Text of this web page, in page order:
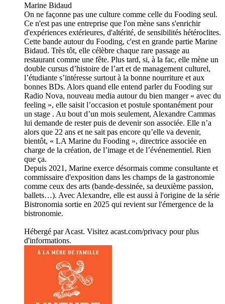
Marine Bidaud
On ne façonne pas une culture comme celle du Fooding seul.
Ce n'est pas une entreprise que l'on mène sans s'enrichir
d'expériences extérieures, d'altérité, de sensibilités hétéroclites.
Cette bande autour du Fooding, c'est en grande partie Marine
Bidaud. Très tôt, elle célèbre chaque rare passage au
restaurant comme une fête. Plus tard, si, à la fac, elle mène un
double cursus d’histoire de l’art et de management culturel,
l’étudiante s’intéresse surtout à la bonne nourriture et aux
bonnes BDs. Alors quand elle entend parler du Fooding sur
Radio Nova, nouveau media autour du bien manger « avec du
feeling », elle saisit l’occasion et postule spontanément pour
un stage . Au bout d’un mois seulement, Alexandre Cammas
lui demande de rester puis de devenir son associée. Elle n’a
alors que 22 ans et ne sait pas encore qu’elle va devenir,
bientôt, « LA Marine du Fooding », directrice associée en
charge de la création, de l’image et de l’événementiel. Rien
que ça.
Depuis 2021, Marine exerce désormais comme consultante et
commissaire d'exposition dans les champs de la gastronomie
comme ceux des arts (bande-dessinée, sa deuxième passion,
ballets…). Avec Alexandre, elle est aussi à l'origine de la série
Bistronomia sortie en 2025 qui revient sur l'émergence de la
bistronomie.
Hébergé par Acast. Visitez acast.com/privacy pour plus
d'informations.